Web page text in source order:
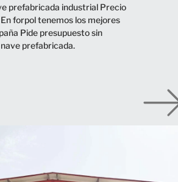
prefabricada industrial Precio
forpol tenemos los mejores
Pide presupuesto sin
prefabricada.